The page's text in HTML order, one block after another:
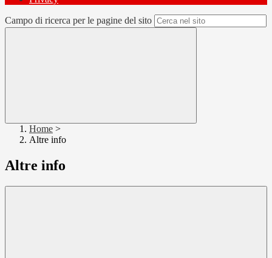
Campo di ricerca per le pagine del sito
Home >
Altre info
Altre info